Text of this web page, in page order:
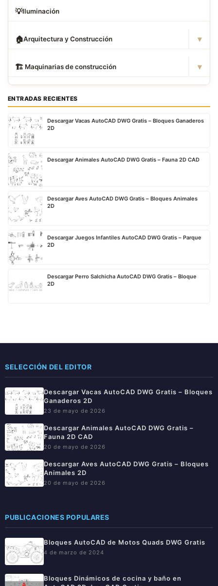
💡Iluminación
🏠Arquitectura y Construcción ▾
🏗 ️ Maquinarias de construcción ▾
ENTRADAS RECIENTES
Descargar Vacas AutoCAD DWG Gratis – Bloques Ganaderos
2D
Descargar Animales AutoCAD DWG Gratis – Fauna 2D CAD
Descargar Aves AutoCAD DWG Gratis – Bloques Animales
2D
Descargar Juegos Infantiles AutoCAD DWG Gratis – Parque
2D
Descargar Perro Salchicha AutoCAD DWG Gratis – Bloque
2D
SELECCIÓN DEL EDITOR
Descargar Vacas AutoCAD DWG Gratis – Bloques
Ganaderos 2D
23 de mayo de 2026
Descargar Animales AutoCAD DWG Gratis –
Fauna 2D CAD
20 de mayo de 2026
Descargar Aves AutoCAD DWG Gratis – Bloques
Animales 2D
20 de mayo de 2026
PUBLICACIONES POPULARES
Bloques AutoCAD de Motos Quads DWG Gratis
4 de marzo de 2024
Bloques Dinámicos de cocina y baño en